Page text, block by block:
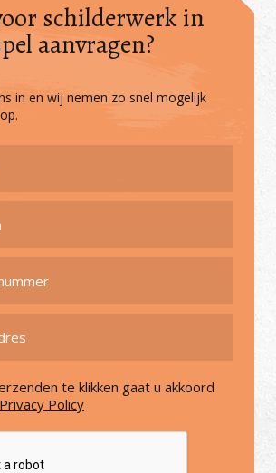
schilderwerk in
aanvragen?
in en wij nemen zo snel mogelijk
te klikken gaat u akkoord
Privacy Policy